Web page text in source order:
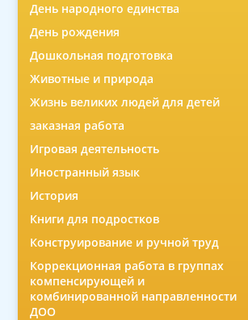
День народного единства
День рождения
Дошкольная подготовка
Животные и природа
Жизнь великих людей для детей
заказная работа
Игровая деятельность
Иностранный язык
История
Книги для подростков
Конструирование и ручной труд
Коррекционная работа в группах
компенсирующей и
комбинированной направленности
ДОО